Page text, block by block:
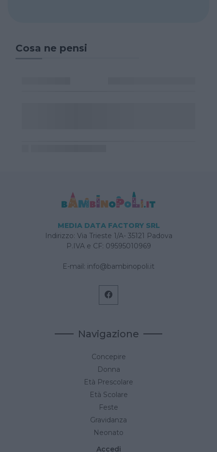
Cosa ne pensi
MEDIA DATA FACTORY SRL
Indirizzo: Via Trieste 1/A- 35121 Padova
P.IVA e CF: 09595010969
E-mail: info@bambinopoli.it
Navigazione
Concepire
Donna
Età Prescolare
Età Scolare
Feste
Gravidanza
Neonato
Accedi